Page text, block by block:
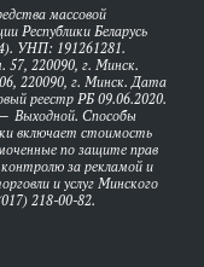
массовой
Республики Беларусь
УНП: 191261281.
57, 220090, г. Минск.
220090, г. Минск. Дата
реестр РБ 09.06.2020.
Выходной. Способы
включает стоимость
по защите прав
за рекламой и
и услуг Минского
218-00-82.